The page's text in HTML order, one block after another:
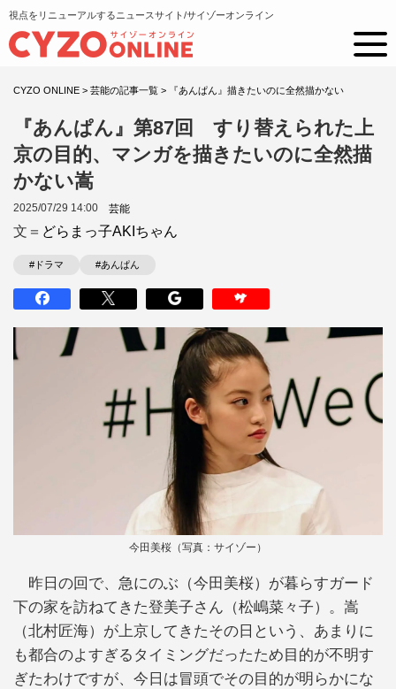
視点をリニューアルするニュースサイト/サイゾーオンライン
CYZO ONLINE > 芸能の記事一覧 > 『あんぱん』描きたいのに全然描かない
『あんぱん』第87回 すり替えられた上
京の目的、マンガを描きたいのに全然描
かない嵩
2025/07/29 14:00 芸能
文＝ どらまっ子AKIちゃん
#ドラマ #あんぱん
今田美桜（写真：サイゾー）
昨日の回で、急にのぶ（今田美桜）が暮らすガード
下の家を訪ねてきた登美子さん（松嶋菜々子）。嵩
（北村匠海）が上京してきたその日という、あまりに
も都合のよすぎるタイミングだったため目的が不明す
ぎたわけですが、今日は冒頭でその目的が明らかにな